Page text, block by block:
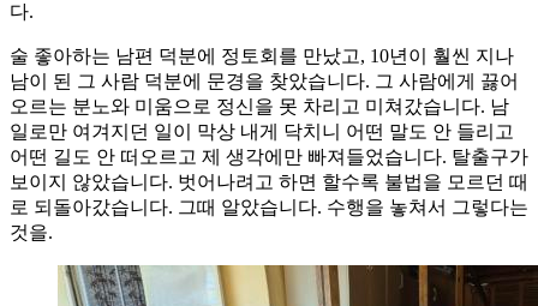
다.
술 좋아하는 남편 덕분에 정토회를 만났고, 10년이 훨씬 지나
남이 된 그 사람 덕분에 문경을 찾았습니다. 그 사람에게 끓어
오르는 분노와 미움으로 정신을 못 차리고 미쳐갔습니다. 남
일로만 여겨지던 일이 막상 내게 닥치니 어떤 말도 안 들리고
어떤 길도 안 떠오르고 제 생각에만 빠져들었습니다. 탈출구가
보이지 않았습니다. 벗어나려고 하면 할수록 불법을 모르던 때
로 되돌아갔습니다. 그때 알았습니다. 수행을 놓쳐서 그렇다는
것을.